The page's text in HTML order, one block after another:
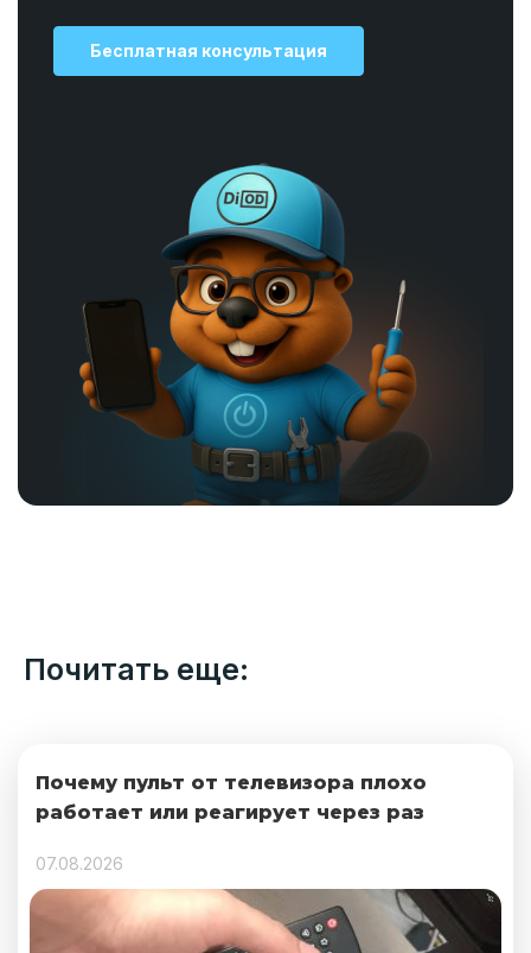
Бесплатная консультация
Почитать еще:
Почему пульт от телевизора плохо
работает или реагирует через раз
07.08.2026